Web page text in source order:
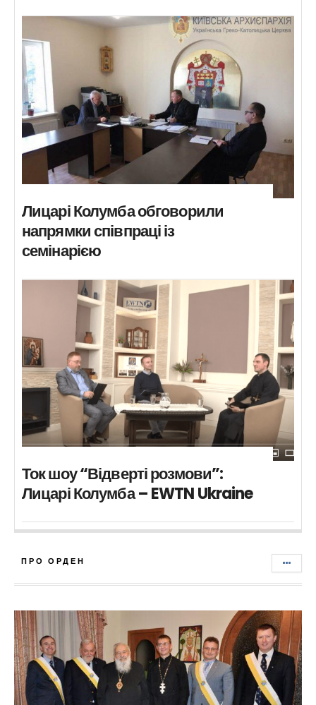
Лицарі Колумба обговорили
напрямки співпраці із
семінарією
Ток шоу “Відверті розмови”:
Лицарі Колумба – EWTN Ukraine
ПРО ОРДЕН